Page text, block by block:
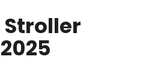
Stroller